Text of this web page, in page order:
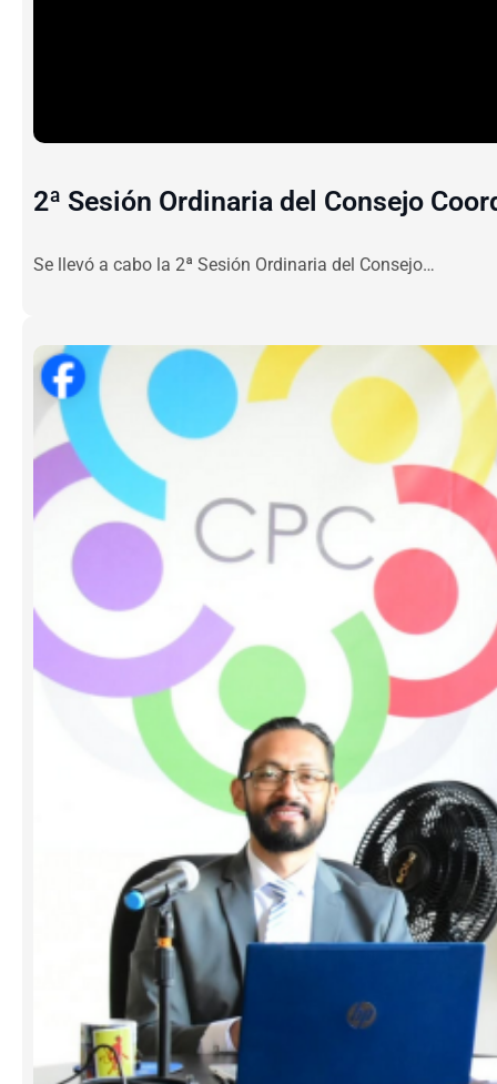
2ª Sesión Ordinaria del Consejo
Se llevó a cabo la 2ª Sesión Ordinaria del Consejo…